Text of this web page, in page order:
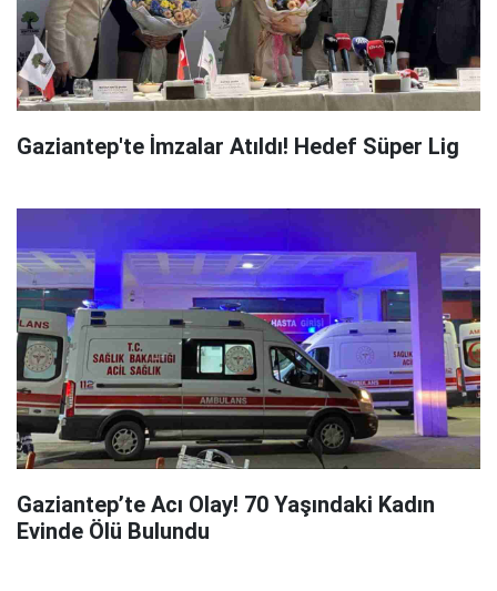
Gaziantep'te İmzalar Atıldı! Hedef Süper Lig
Gaziantep’te Acı Olay! 70 Yaşındaki Kadın
Evinde Ölü Bulundu